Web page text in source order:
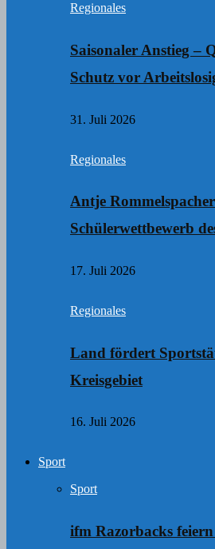
Regionales
Saisonaler Anstieg –
Schutz vor
31. Juli 2026
Regionales
Antje
Schülerwettbewerb
17. Juli 2026
Regionales
Land fördert
Kreisgebiet
16. Juli 2026
Sport
Sport
ifm Razorbacks